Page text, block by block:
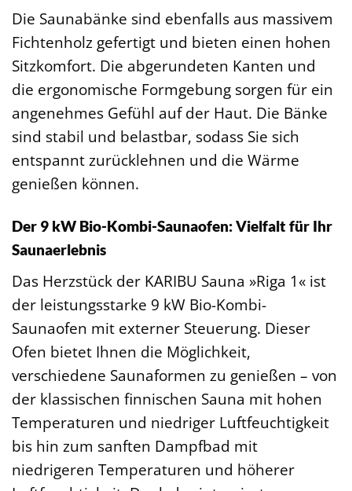
Die Saunabänke sind ebenfalls aus massivem
Fichtenholz gefertigt und bieten einen hohen
Sitzkomfort. Die abgerundeten Kanten und
die ergonomische Formgebung sorgen für ein
angenehmes Gefühl auf der Haut. Die Bänke
sind stabil und belastbar, sodass Sie sich
entspannt zurücklehnen und die Wärme
genießen können.
Der 9 kW Bio-Kombi-Saunaofen: Vielfalt für Ihr
Saunaerlebnis
Das Herzstück der KARIBU Sauna »Riga 1« ist
der leistungsstarke 9 kW Bio-Kombi-
Saunaofen mit externer Steuerung. Dieser
Ofen bietet Ihnen die Möglichkeit,
verschiedene Saunaformen zu genießen – von
der klassischen finnischen Sauna mit hohen
Temperaturen und niedriger Luftfeuchtigkeit
bis hin zum sanften Dampfbad mit
niedrigeren Temperaturen und höherer